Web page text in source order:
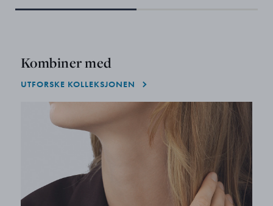
Kombiner med
UTFORSKE KOLLEKSJONEN